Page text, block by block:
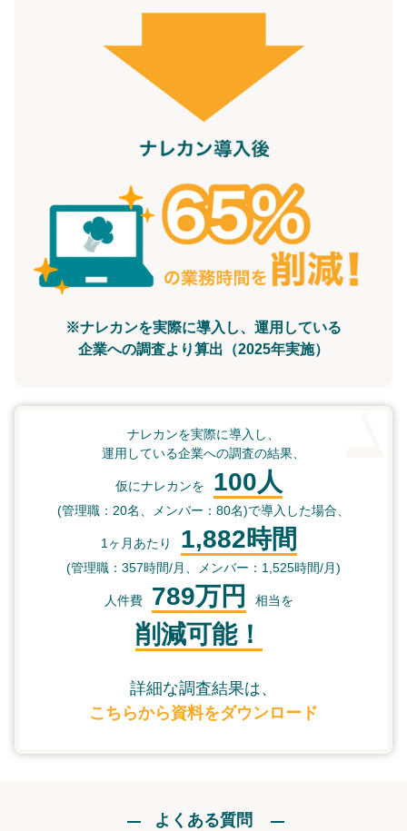
※ナレカンを実際に導入し、運用している
企業への調査より算出（2025年実施）
ナレカンを実際に導入し、
運用している企業への調査の結果、
仮にナレカンを 100人
(管理職：20名、メンバー：80名)で導入した場合、
1ヶ月あたり 1,882時間
(管理職：357時間/月、メンバー：1,525時間/月)
人件費 789万円 相当を
削減可能！
詳細な調査結果は、
こちらから資料をダウンロード
よくある質問